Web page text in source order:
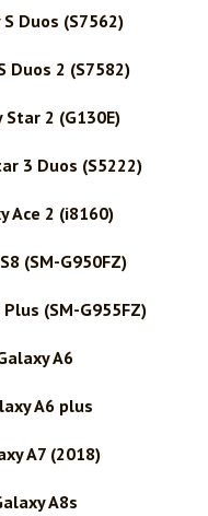
Duos (S7562)
Duos 2 (S7582)
2 (G130E)
3 Duos (S5222)
Ace 2 (i8160)
(SM-G950FZ)
(SM-G955FZ)
A6
A6 plus
A7 (2018)
A8s